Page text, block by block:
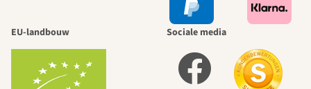
EU-landbouw Sociale media